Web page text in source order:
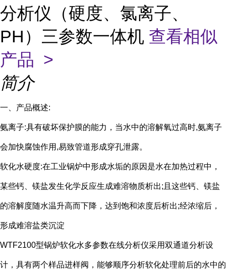
分析仪（硬度、氯离子、
PH）三参数一体机 查看相似
产品 >
简介
一、产品概述:
氨离子:具有破坏保护膜的能力，当水中的溶解氧过高时,氨离子
会加快腐蚀作用,易致管道形成穿孔泄露。
软化水硬度:在工业锅炉中形成水垢的原因是水在加热过程中，
某些钙、镁盐发生化学反应生成难溶物质析出;且这些钙、镁盐
的溶解度随水温升高而下降，达到饱和浓度后析出;经浓缩后，
形成难溶盐类沉淀
WTF2100型锅炉软化水多参数在线分析仪采用双通道分析设
计，具有两个样品进样阀，能够顺序分析软化处理前后的水中的